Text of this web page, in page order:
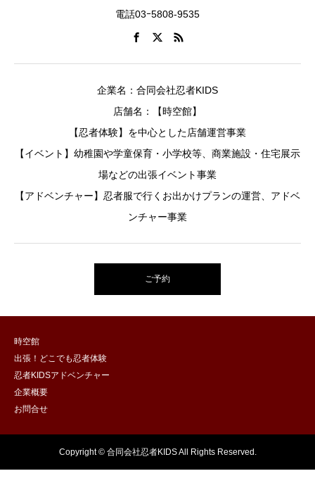
電話03ｰ5808-9535
企業名：合同会社忍者KIDS
店舗名：【時空館】
【忍者体験】を中心とした店舗運営事業
【イベント】幼稚園や学童保育・小学校等、商業施設・住宅展示
場などの出張イベント事業
【アドベンチャー】忍者服で行くお出かけプランの運営、アドベ
ンチャー事業
ご予約
時空館
出張！どこでも忍者体験
忍者KIDSアドベンチャー
企業概要
お問合せ
Copyright © 合同会社忍者KIDS All Rights Reserved.